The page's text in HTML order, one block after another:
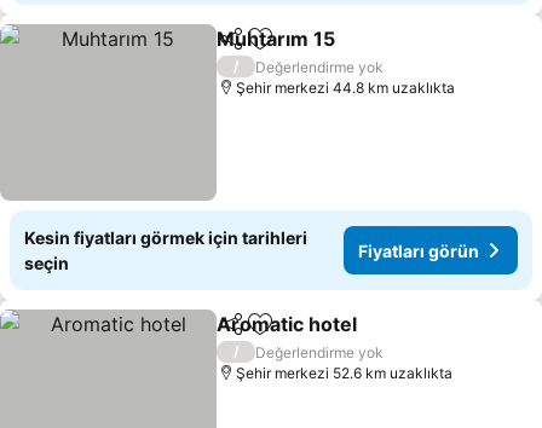
PaylaşFavorilerime ekle
Muhtarım 15
/
Değerlendirme yok
Şehir merkezi 44.8 km uzaklıkta
Kesin fiyatları görmek için tarihleri
seçin
Fiyatları görün
PaylaşFavorilerime ekle
Aromatic hotel
/
Değerlendirme yok
Şehir merkezi 52.6 km uzaklıkta